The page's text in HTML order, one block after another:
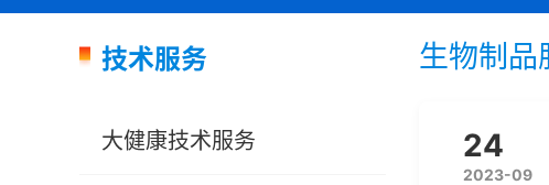
技术服务
大健康技术服务
生物制品
24
2023-09